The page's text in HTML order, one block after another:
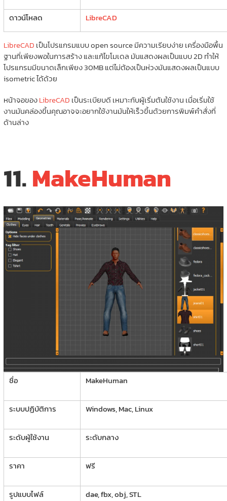
ดาวน์โหลด LibreCAD
LibreCAD เป็นโปรแกรมแบบ open source มีความเรียบง่าย เครื่องมือพื้น
ฐานที่เพียงพอในการสร้าง และแก้ไขโมเดล มันแสดงผลเป็นแบบ 2D ทำให้
โปรแกรมมีขนาดเล็กเพียง 30MB แต่ไม่ต้องเป็นห่วงมันแสดงผลเป็นแบบ
isometric ได้ด้วย
หน้าจอของLibreCAD เป็นระเบียบดี เหมาะกับผู้เริ่มต้นใช้งาน เมื่อเริ่มใช้
งานมันคล่องขึ้นคุณอาจจะอยากใช้งานมันให้เร็วขึ้นด้วยการพิมพ์คำสั่งที่
ด้านล่าง
11.MakeHuman
ชื่อ MakeHuman
ระบบปฏิบัติการ Windows, Mac, Linux
ระดับผู้ใช้งาน ระดับกลาง
ราคา ฟรี
รูปแบบไฟล์ dae, fbx, obj, STL